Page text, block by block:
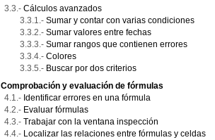
Cálculos avanzados
Sumar y contar con varias condiciones
Sumar valores entre fechas
Sumar rangos que contienen errores
Colores
Buscar por dos criterios
Comprobación y evaluación de fórmulas
Identificar errores en una fórmula
Evaluar fórmulas
Trabajar con la ventana inspección
Localizar las relaciones entre fórmulas y celdas